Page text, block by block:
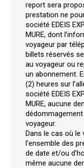
report sera
prestation ne
société EDEIS
MURE, dont
voyageur par
billets réservés
au voyageur ou
un abonnement.
(2) heures sur
société EDEIS
MURE, aucune
voyageur.
Dans le cas où le
l’ensemble des
de date et/ou
même aucune